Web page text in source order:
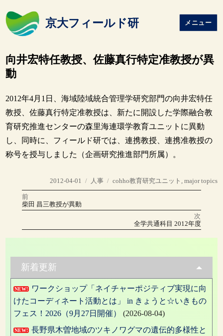
京大フィールド研 メニュー
向井宏特任教授、佐藤真行特定准教授が異
動
2012年4月1日、海域陸域統合管理学研究部門の向井宏特任
教授、佐藤真行特定准教授は、新たに開設した学際融合教
育研究推進センターの森里海連環学教育ユニットに異動
し、同時に、フィールド研では、連携教授、連携准教授の
称号を授与しました（企画研究推進部門所属）。
投
稿
日:
2012-04-01
カ
テ
リ
人事
タ
グ
cohho教育研究ユニット , major topics
投
ナ
ゲ
ー
シ
ョ
ン
前
前
の
柴田 昌三教授が異動
次
の
全学共通科目 2012年度
新着更新
NEW!
ワークショップ「ネイチャーポジティブ実現に向
けたコーディネート活動とは」 in きょうと☆いきもの
フェス！2026（9月27日開催）
(2026-08-04)
NEW!
長野県木曽地域のツキノワグマの遺伝的多様性と